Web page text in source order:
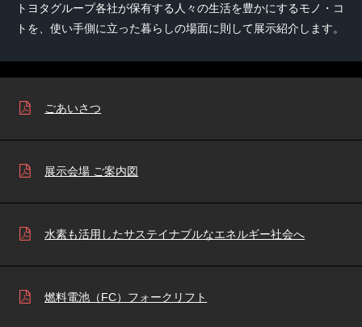
トヨタグループ各社が保有する人々の生活を豊かにするモノ・コ
トを、使い手側に立った暮らしの場面に則して展示紹介します。
ごあいさつ
展示会場 ご案内図
水素も活用したサステイナブルなエネルギー社会へ
燃料電池（FC）フォークリフト